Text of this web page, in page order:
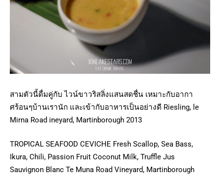
สามตัวนี้ดื่มคู่กับ ไวน์ขาวริสลิ่งแสนสดชื่น เหมาะกับอากา
ศร้อนๆบ้านเรานัก และเข้ากับอาหารเป็นอย่างดี Riesling, le
Mirna Road ineyard, Martinborough 2013
TROPICAL SEAFOOD CEVICHE Fresh Scallop, Sea Bass,
Ikura, Chili, Passion Fruit Coconut Milk, Truffle Jus
Sauvignon Blanc Te Muna Road Vineyard, Martinborough